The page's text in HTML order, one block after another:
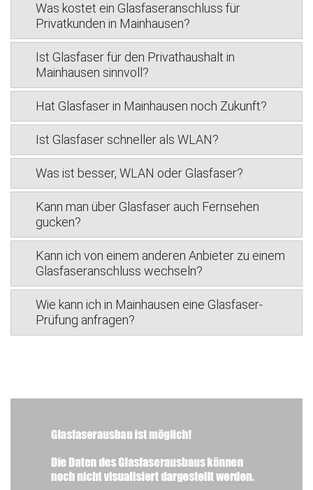
Was kostet ein Glasfaseranschluss für
Privatkunden in Mainhausen?
Ist Glasfaser für den Privathaushalt in
Mainhausen sinnvoll?
Hat Glasfaser in Mainhausen noch Zukunft?
Ist Glasfaser schneller als WLAN?
Was ist besser, WLAN oder Glasfaser?
Kann man über Glasfaser auch Fernsehen
gucken?
Kann ich von einem anderen Anbieter zu einem
Glasfaseranschluss wechseln?
Wie kann ich in Mainhausen eine Glasfaser-
Prüfung anfragen?